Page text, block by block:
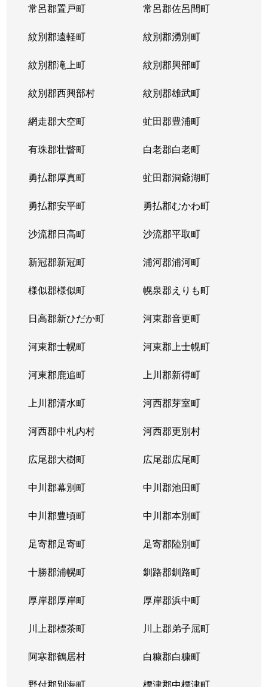
常呂郡置戸町 常呂郡佐呂間町
紋別郡遠軽町 紋別郡湧別町
紋別郡滝上町 紋別郡興部町
紋別郡西興部村 紋別郡雄武町
網走郡大空町 虻田郡豊浦町
有珠郡壮瞥町 白老郡白老町
勇払郡厚真町 虻田郡洞爺湖町
勇払郡安平町 勇払郡むかわ町
沙流郡日高町 沙流郡平取町
新冠郡新冠町 浦河郡浦河町
様似郡様似町 幌泉郡えりも町
日高郡新ひだか町 河東郡音更町
河東郡士幌町 河東郡上士幌町
河東郡鹿追町 上川郡新得町
上川郡清水町 河西郡芽室町
河西郡中札内村 河西郡更別村
広尾郡大樹町 広尾郡広尾町
中川郡幕別町 中川郡池田町
中川郡豊頃町 中川郡本別町
足寄郡足寄町 足寄郡陸別町
十勝郡浦幌町 釧路郡釧路町
厚岸郡厚岸町 厚岸郡浜中町
川上郡標茶町 川上郡弟子屈町
阿寒郡鶴居村 白糠郡白糠町